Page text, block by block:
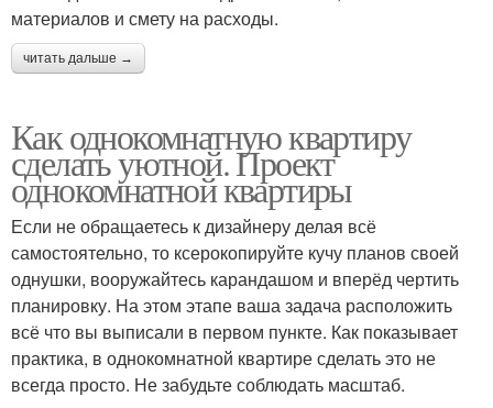
материалов и смету на расходы.
читать дальше →
Как однокомнатную квартиру
сделать уютной. Проект
однокомнатной квартиры
Если не обращаетесь к дизайнеру делая всё
самостоятельно, то ксерокопируйте кучу планов своей
однушки, вооружайтесь карандашом и вперёд чертить
планировку. На этом этапе ваша задача расположить
всё что вы выписали в первом пункте. Как показывает
практика, в однокомнатной квартире сделать это не
всегда просто. Не забудьте соблюдать масштаб.